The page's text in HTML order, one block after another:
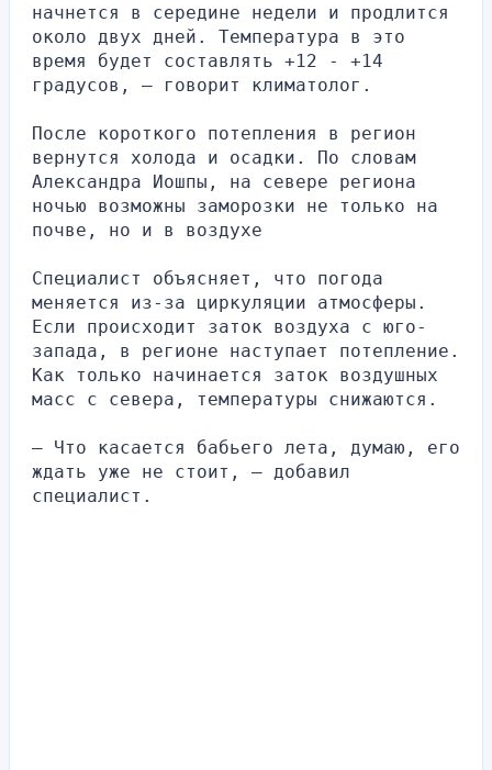
начнется в середине недели и продлится
около двух дней. Температура в это
время будет составлять +12 - +14
градусов, — говорит климатолог.
После короткого потепления в регион
вернутся холода и осадки. По словам
Александра Иошпы, на севере региона
ночью возможны заморозки не только на
почве, но и в воздухе
Специалист объясняет, что погода
меняется из-за циркуляции атмосферы.
Если происходит заток воздуха с юго-
запада, в регионе наступает потепление.
Как только начинается заток воздушных
масс с севера, температуры снижаются.
— Что касается бабьего лета, думаю, его
ждать уже не стоит, — добавил
специалист.